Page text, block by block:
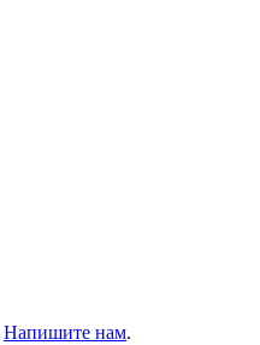
Напишите нам.